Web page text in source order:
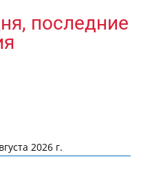
последние
2026 г.